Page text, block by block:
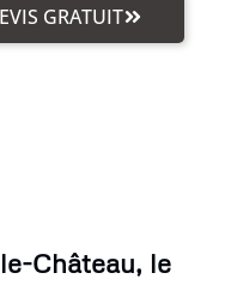
GRATUIT
Château, le